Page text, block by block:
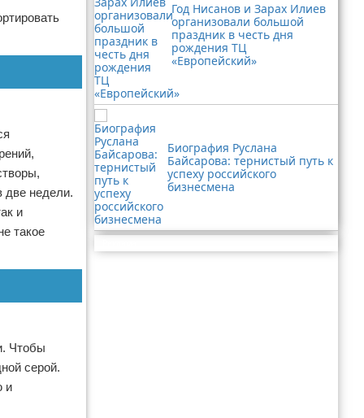
две недели.
и
такое
Чтобы
серой.
и
Год Нисанов и Зарах Илиев
организовали большой
праздник в честь дня
рождения ТЦ
«Европейский»
Биография Руслана
Байсарова: тернистый путь к
успеху российского
бизнесмена